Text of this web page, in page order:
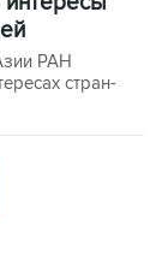
РАН
стран-